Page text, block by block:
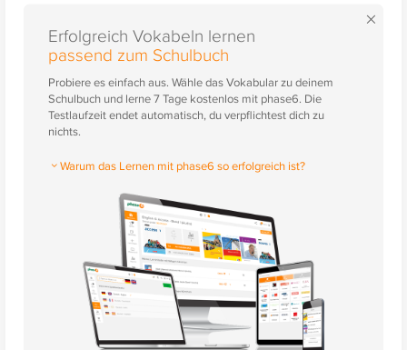
×
Erfolgreich Vokabeln lernen
passend zum Schulbuch
Probiere es einfach aus. Wähle das Vokabular zu deinem
Schulbuch und lerne 7 Tage kostenlos mit phase6. Die
Testlaufzeit endet automatisch, du verpflichtest dich zu
nichts.
Warum das Lernen mit phase6 so erfolgreich ist?